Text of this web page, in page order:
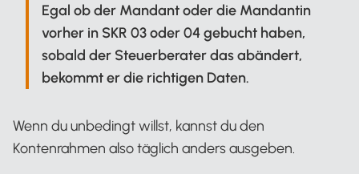
Egal ob der Mandant oder die Mandantin
vorher in SKR 03 oder 04 gebucht haben,
sobald der Steuerberater das abändert,
bekommt er die richtigen Daten.
Wenn du unbedingt willst, kannst du den
Kontenrahmen also täglich anders ausgeben.